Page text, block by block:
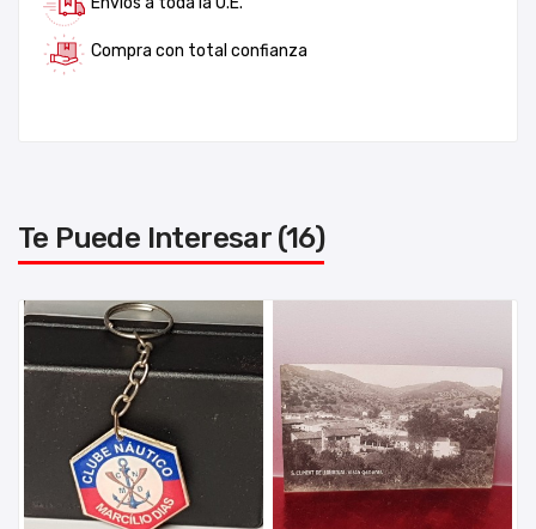
Compra con total confianza
Te Puede Interesar (16)